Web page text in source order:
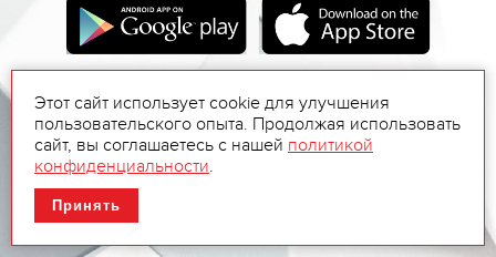
Этот сайт использует cookie для улучшения
пользовательского опыта. Продолжая использовать
сайт, вы соглашаетесь с нашей политикой
конфиденциальности.
Принять